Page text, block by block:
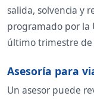
salida, solvencia y
programado por la
último trimestre de
Asesoría para
Un asesor puede